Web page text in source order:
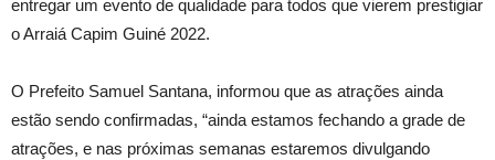
entregar um evento de qualidade para todos que vierem prestigiar
o Arraiá Capim Guiné 2022.
O Prefeito Samuel Santana, informou que as atrações ainda
estão sendo confirmadas, “ainda estamos fechando a grade de
atrações, e nas próximas semanas estaremos divulgando